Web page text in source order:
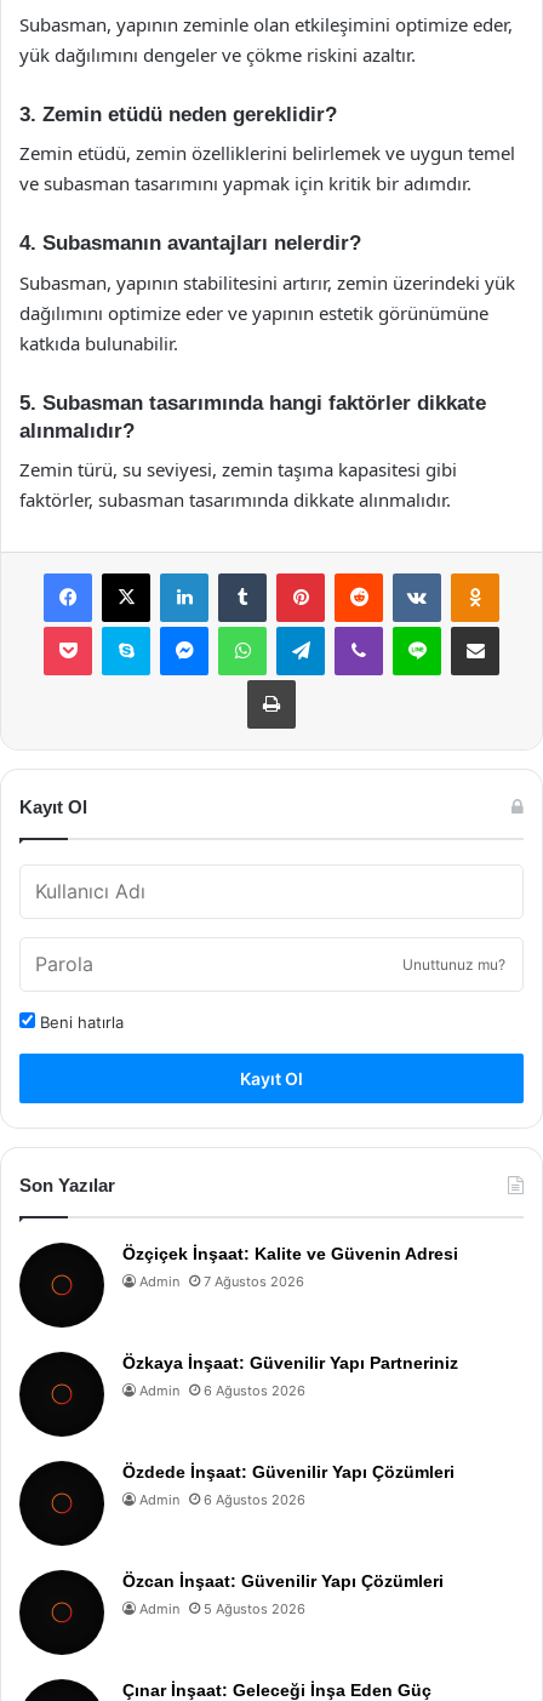
Subasman, yapının zeminle olan etkileşimini optimize eder,
yük dağılımını dengeler ve çökme riskini azaltır.
3. Zemin etüdü neden gereklidir?
Zemin etüdü, zemin özelliklerini belirlemek ve uygun temel
ve subasman tasarımını yapmak için kritik bir adımdır.
4. Subasmanın avantajları nelerdir?
Subasman, yapının stabilitesini artırır, zemin üzerindeki yük
dağılımını optimize eder ve yapının estetik görünümüne
katkıda bulunabilir.
5. Subasman tasarımında hangi faktörler dikkate
alınmalıdır?
Zemin türü, su seviyesi, zemin taşıma kapasitesi gibi
faktörler, subasman tasarımında dikkate alınmalıdır.
Facebook
X LinkedInTumblr PinterestReddit VKontakte
Pocket Skype MessengerWhatsAppTelegramViber Line E-Posta ile
Yazdır
Kayıt Ol
Unuttunuz mu?
Beni hatırla
Kayıt Ol
Son Yazılar
Özçiçek İnşaat: Kalite ve Güvenin Adresi
Admin 7 Ağustos 2026
Özkaya İnşaat: Güvenilir Yapı Partneriniz
Admin 6 Ağustos 2026
Özdede İnşaat: Güvenilir Yapı Çözümleri
Admin 6 Ağustos 2026
Özcan İnşaat: Güvenilir Yapı Çözümleri
Admin 5 Ağustos 2026
Çınar İnşaat: Geleceği İnşa Eden Güç